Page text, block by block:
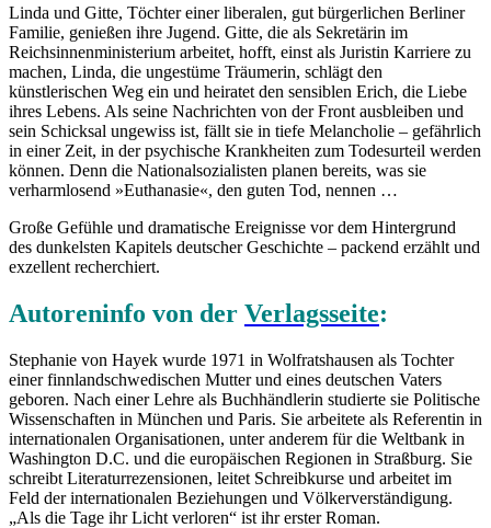
Linda und Gitte, Töchter einer liberalen, gut bürgerlichen Berliner
Familie, genießen ihre Jugend. Gitte, die als Sekretärin im
Reichsinnenministerium arbeitet, hofft, einst als Juristin Karriere zu
machen, Linda, die ungestüme Träumerin, schlägt den
künstlerischen Weg ein und heiratet den sensiblen Erich, die Liebe
ihres Lebens. Als seine Nachrichten von der Front ausbleiben und
sein Schicksal ungewiss ist, fällt sie in tiefe Melancholie – gefährlich
in einer Zeit, in der psychische Krankheiten zum Todesurteil werden
können. Denn die Nationalsozialisten planen bereits, was sie
verharmlosend »Euthanasie«, den guten Tod, nennen …
Große Gefühle und dramatische Ereignisse vor dem Hintergrund
des dunkelsten Kapitels deutscher Geschichte – packend erzählt und
exzellent recherchiert.
Autoreninfo von der Verlagsseite:
Stephanie von Hayek wurde 1971 in Wolfratshausen als Tochter
einer finnlandschwedischen Mutter und eines deutschen Vaters
geboren. Nach einer Lehre als Buchhändlerin studierte sie Politische
Wissenschaften in München und Paris. Sie arbeitete als Referentin in
internationalen Organisationen, unter anderem für die Weltbank in
Washington D.C. und die europäischen Regionen in Straßburg. Sie
schreibt Literaturrezensionen, leitet Schreibkurse und arbeitet im
Feld der internationalen Beziehungen und Völkerverständigung.
„Als die Tage ihr Licht verloren“ ist ihr erster Roman.